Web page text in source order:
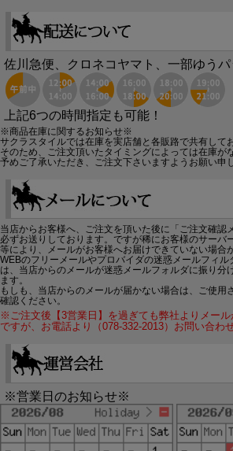
佐川急便、クロネコヤマト、一部ゆう
上記6つの時間指定も可能！
※商品在庫に関するお知らせ※
サクラスタイルでは在庫を実店舗と各販路で共有して
そのため、ご注文頂いたタイミングによっては在庫が
予めご了承いただき、ご注文下さいますようお願い申
当店からお客様へ、ご注文を頂いた後に「ご注文確認
必ずお送りしております。ですが稀にお客様のサーバ
等により、メールがお客様へお届けできていない場合
WEBのフリーメールやプロバイダの迷惑メールフィル
は、当店からのメールが迷惑メールフォルダに振り分
ます。
もしも、当店からのメールが届かない場合は、ご使用
確認ください。
※ご注文後【3営業日】を過ぎても弊社よりメー
ですが、お電話より（078-332-2013）お問い合わ
※営業日のお知らせ※